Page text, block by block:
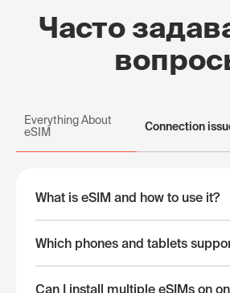
Часто
Everything About
eSIM
Connection
What is eSIM and how to use it?
Which phones and tablets
Can I install multiple eSIMs on